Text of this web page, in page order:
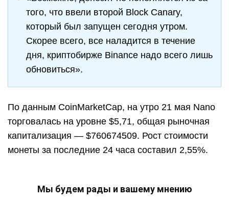
того, что ввели второй Block Canary,
который был запущен сегодня утром.
Скорее всего, все наладится в течение
дня, криптобирже Binance надо всего лишь
обновиться».
По данным CoinMarketCap, на утро 21 мая Nano
торговалась на уровне $5,71, общая рыночная
капитализация — $760674509. Рост стоимости
монеты за последние 24 часа составил 2,55%.
Мы будем рады и вашему мнению